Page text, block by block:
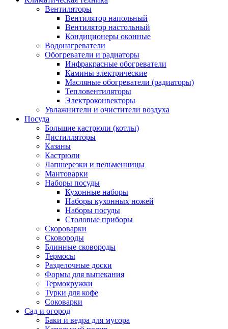
Вентиляторы
Вентилятор напольный
Вентилятор настольный
Кондиционеры оконные
Водонагреватели
Обогреватели и радиаторы
Инфракрасные обогреватели
Камины электрические
Масляные обогреватели (радиаторы)
Тепловентиляторы
Электроконвекторы
Увлажнители и очистители воздуха
Посуда
Большие кастрюли (котлы)
Дистилляторы
Казаны
Кастрюли
Лапшерезки и пельменницы
Мантоварки
Наборы посуды
Кухонные наборы
Наборы кухонных ножей
Наборы посуды
Столовые приборы
Скороварки
Сковороды
Блинные сковороды
Термосы
Разделочные доски
Формы для выпекания
Термокружки
Турки для кофе
Соковарки
Сад и огород
Баки и ведра для мусора